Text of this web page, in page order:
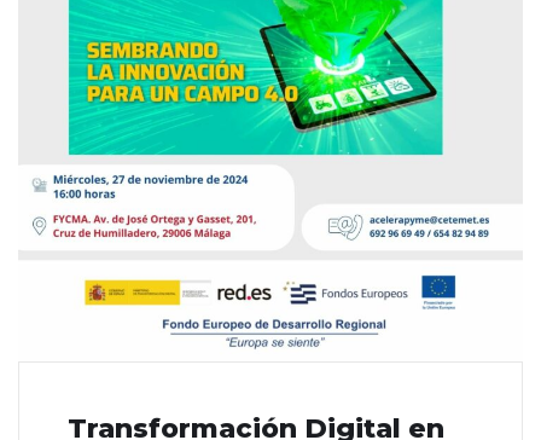
Transformación Digital en